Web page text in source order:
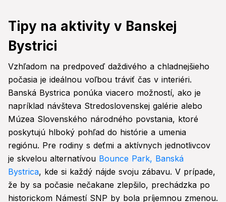
Tipy na aktivity v Banskej
Bystrici
Vzhľadom na predpoveď daždivého a chladnejšieho
počasia je ideálnou voľbou tráviť čas v interiéri.
Banská Bystrica ponúka viacero možností, ako je
napríklad návšteva Stredoslovenskej galérie alebo
Múzea Slovenského národného povstania, ktoré
poskytujú hlboký pohľad do histórie a umenia
regiónu. Pre rodiny s deťmi a aktívnych jednotlivcov
je skvelou alternatívou Bounce Park, Banská
Bystrica, kde si každý nájde svoju zábavu. V prípade,
že by sa počasie nečakane zlepšilo, prechádzka po
historickom Námestí SNP by bola príjemnou zmenou.